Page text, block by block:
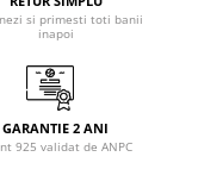
si primesti toti banii
inapoi
GARANTIE 2 ANI
925 validat de ANPC